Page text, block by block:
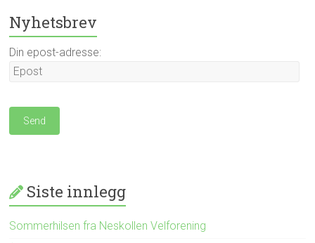
Nyhetsbrev
Din epost-adresse:
Siste innlegg
Sommerhilsen fra Neskollen Velforening